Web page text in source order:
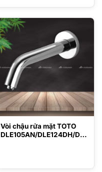
Vòi chậu rửa mặt TOTO
DLE105AN/DLE124DH/DLE